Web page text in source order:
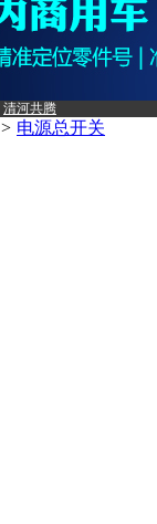
清河共腾
> 电源总开关